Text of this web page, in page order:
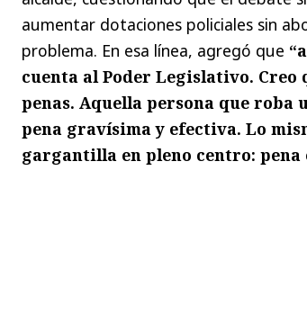
aumentar dotaciones policiales sin
problema. En esa línea, agregó que
cuenta al Poder Legislativo. Creo
penas. Aquella persona que
pena gravísima y efectiva. Lo
gargantilla en pleno centro: pena